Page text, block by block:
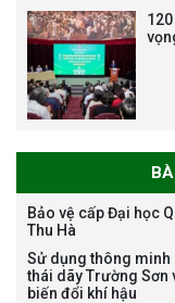
Bảo vệ cấp Đại học
Thu Hà
Sử dụng thông
thái dãy Trường Sơn
biến đổi khí hậu